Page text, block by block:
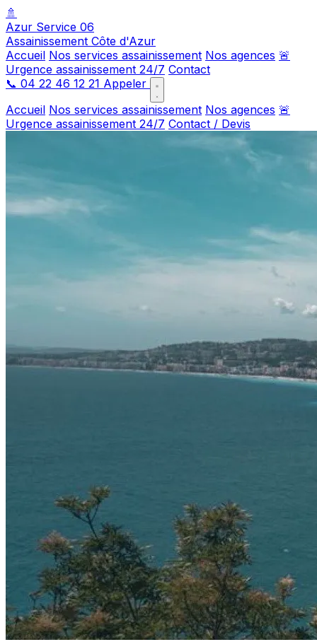
🚿
Azur Service 06
Assainissement Côte d'Azur
Accueil Nos services assainissement Nos agences 🚨
Urgence assainissement 24/7 Contact
📞 04 22 46 12 21 Appeler
Accueil Nos services assainissement Nos agences 🚨
Urgence assainissement 24/7 Contact / Devis